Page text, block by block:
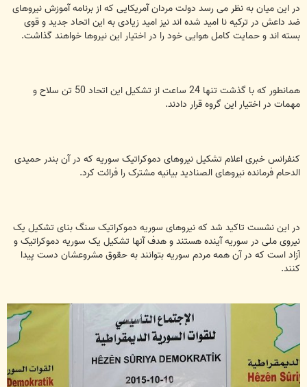
در این میان به نظر می رسد دولت مردان آمریکایی که از برنامه آموزش نیروهای
ضد داعش در ترکیه نا امید شده اند نیز امید زیادی به این اتحاد جدید و قوی
بسته اند و حمایت کامل هوایی خود را در اختیار این نیروها خواهند گذاشت.
همانطور که با گذشت تنها 24 ساعت از تشکیل این اتحاد 50 تن سلاح و
مهمات در اختیار این گروه قرار دادند.
کنفرانس خبری اعلام تشکیل نیروهای دموکراتیک سوریه که در آن بندر حمیدی
الدحام فرمانده نیروهای الصنادید بیانیه مشترک را فرائت کرد.
در این نشست تاکید شد که نیروهای سوریه دموکراتیک سنگ بنای تشکیل یک
نیروی ملی در سوریه آینده هستند و هدف آنها تشکیل یک سوریه دموکراتیک و
آزاد است که در آن همه مردم سوریه بتوانند به حقوق مشروعشان دست پیدا
کنند.